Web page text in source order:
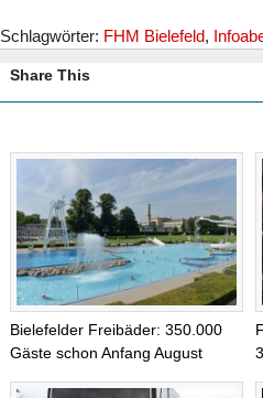
Schlagwörter: FHM Bielefeld,
Share This
Bielefelder Freibäder: 350.000
Gäste schon Anfang August